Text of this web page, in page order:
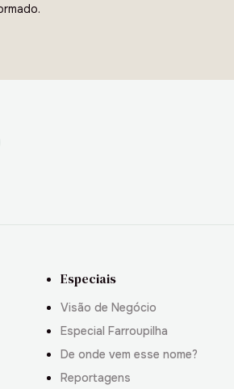
Especiais
Visão de Negócio
Especial Farroupilha
De onde vem esse nome?
Reportagens